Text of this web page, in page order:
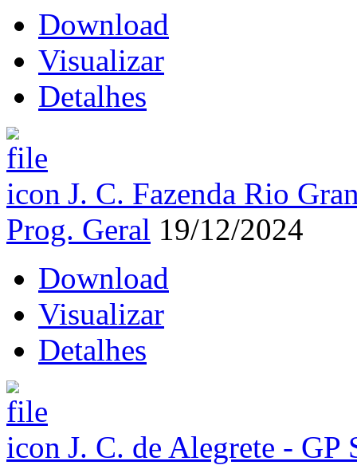
Download
Visualizar
Detalhes
J. C. Fazenda Rio
Prog. Geral 19/12/2024
Download
Visualizar
Detalhes
J. C. de Alegrete - GP